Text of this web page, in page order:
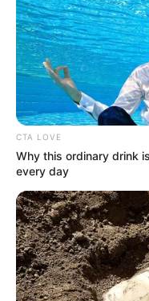
ΣΤΗΝ ΕΠΟΧΗ ΤΗΣ
ΑΝΩΜΑΛΙΑ ΘΕΩΡΕΙΤΑΙ
ΕΠΙΠΛΕΟΝ ΚΡΑΥΓΗ
ΜΙΧΈΛΗ ΜΠΟΥΛΤΑΔΑΚΗ,
ΚΑΡΔΙΟΛΟΓΟΥ. ”...
ΚΟΙΝΩΝΙΚΑ ΔΙΚΤΥΑ
FACEBOOK
YOUTUBE
CTA LOVE
Why this ordinary drink
every day